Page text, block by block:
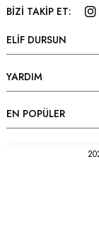
BİZİ TAKİP ET:
ELİF DURSUN
YARDIM
EN POPÜLER